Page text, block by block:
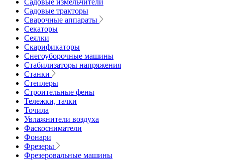
Садовые измельчители
Садовые тракторы
Сварочные аппараты
Секаторы
Сеялки
Скарификаторы
Снегоуборочные машины
Стабилизаторы напряжения
Станки
Степлеры
Строительные фены
Тележки, тачки
Точила
Увлажнители воздуха
Фаскосниматели
Фонари
Фрезеры
Фрезеровальные машины